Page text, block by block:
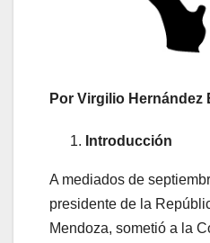
Por Virgilio Hernández
Introducción
A mediados de
presidente de la
Mendoza, sometió a la